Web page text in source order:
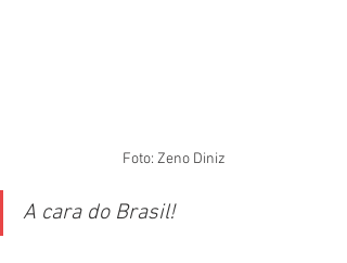
Foto: Zeno Diniz
A cara do Brasil!